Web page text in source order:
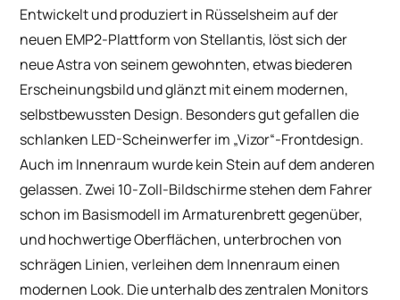
Entwickelt und produziert in Rüsselsheim auf der
neuen EMP2-Plattform von Stellantis, löst sich der
neue Astra von seinem gewohnten, etwas biederen
Erscheinungsbild und glänzt mit einem modernen,
selbstbewussten Design. Besonders gut gefallen die
schlanken LED-Scheinwerfer im „Vizor“-Frontdesign.
Auch im Innenraum wurde kein Stein auf dem anderen
gelassen. Zwei 10-Zoll-Bildschirme stehen dem Fahrer
schon im Basismodell im Armaturenbrett gegenüber,
und hochwertige Oberflächen, unterbrochen von
schrägen Linien, verleihen dem Innenraum einen
modernen Look. Die unterhalb des zentralen Monitors